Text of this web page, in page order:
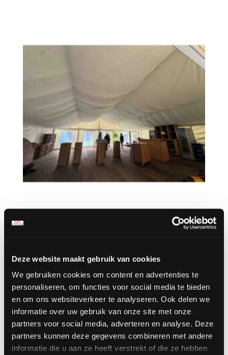
Deze website maakt gebruik van cookies
We gebruiken cookies om content en advertenties te
personaliseren, om functies voor social media te bieden
en om ons websiteverkeer te analyseren. Ook delen we
informatie over uw gebruik van onze site met onze
partners voor social media, adverteren en analyse. Deze
partners kunnen deze gegevens combineren met andere
informatie die u aan ze heeft verstrekt of die ze hebben
Drapering plafond wit 5 x
€125.00 excl. BTW,€151.25incl. BTW